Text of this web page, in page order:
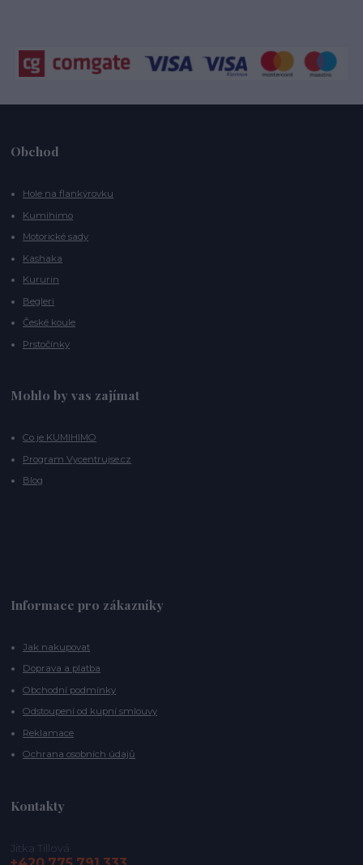
Obchod
Hole na flankýrovku
Kumihimo
Motorické sady
Kashaka
Kururin
Begleri
České koule
Prstočínky
Mohlo by vas zajímat
Co je KUMIHIMO
Program Vycentrujse.cz
Blog
Informace pro zákazníky
Jak nakupovat
Doprava a platba
Obchodní podmínky
Odstoupení od kupní smlouvy
Reklamace
Ochrana osobních údajů
Kontakty
Jitka Tillová